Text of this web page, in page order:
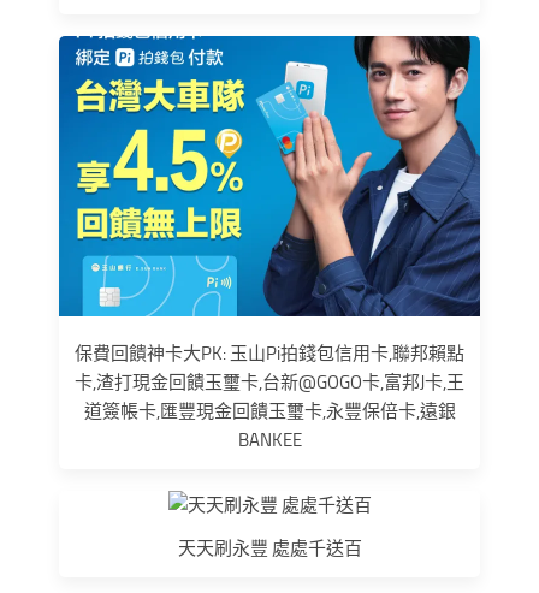
保費回饋神卡大PK: 玉山Pi拍錢包信用卡,聯邦賴點
卡,渣打現金回饋玉璽卡,台新@GOGO卡,富邦J卡,王
道簽帳卡,匯豐現金回饋玉璽卡,永豐保倍卡,遠銀
BANKEE
天天刷永豐 處處千送百